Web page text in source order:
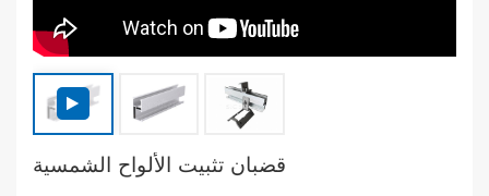
قضبان تثبيت الألواح الشمسية